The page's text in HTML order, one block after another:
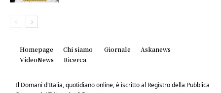
Homepage Chi siamo Giornale
Askanews
VideoNews
Ricerca
Il Domani d'Italia, quotidiano online, è iscritto al Registro della Pubblica